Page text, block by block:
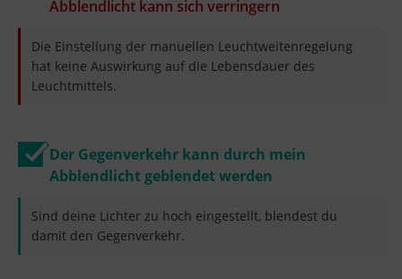
Abblendlicht kann sich verringern
Die Einstellung der manuellen Leuchtweitenregelung
hat keine Auswirkung auf die Lebensdauer des
Leuchtmittels.
Der Gegenverkehr kann durch mein
Abblendlicht geblendet werden
Sind deine Lichter zu hoch eingestellt, blendest du
damit den Gegenverkehr.